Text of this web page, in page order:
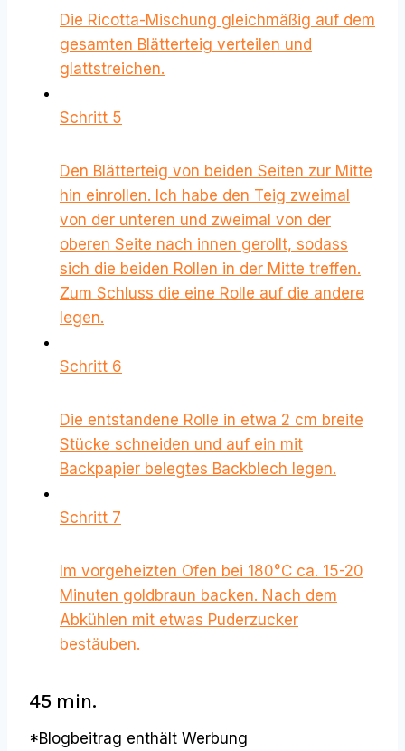
Die Ricotta-Mischung gleichmäßig auf dem
gesamten Blätterteig verteilen und
glattstreichen.
Schritt 5
Den Blätterteig von beiden Seiten zur Mitte
hin einrollen. Ich habe den Teig zweimal
von der unteren und zweimal von der
oberen Seite nach innen gerollt, sodass
sich die beiden Rollen in der Mitte treffen.
Zum Schluss die eine Rolle auf die andere
legen.
Schritt 6
Die entstandene Rolle in etwa 2 cm breite
Stücke schneiden und auf ein mit
Backpapier belegtes Backblech legen.
Schritt 7
Im vorgeheizten Ofen bei 180°C ca. 15-20
Minuten goldbraun backen. Nach dem
Abkühlen mit etwas Puderzucker
bestäuben.
45 min.
*Blogbeitrag enthält Werbung